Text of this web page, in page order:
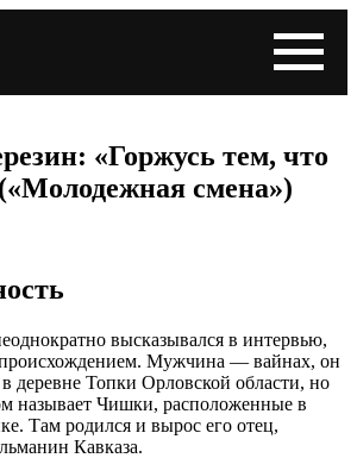
«Горжусь тем, что
смена»)
высказывался в интервью,
происхождением. Мужчина — вайнах, он
деревне Топки Орловской области, но
называет Чишки, расположенные в
Там родился и вырос его отец,
Кавказа.